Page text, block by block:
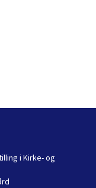
i Kirke- og